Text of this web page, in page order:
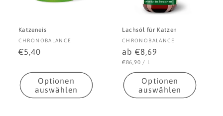
Katzeneis
Anbieter:
CHRONOBALANCE
Normaler
€5,40
Optionen
auswählen
Lachsöl für Katzen
Anbieter:
CHRONOBALANCE
Normaler
Preis
ab €8,69
STÜCKPREIS
€86,90 / PRO
L
Optionen
auswählen